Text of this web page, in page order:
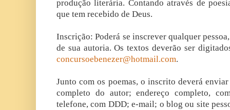
produção literária. Contando através de
que tem recebido de Deus.
Inscrição: Poderá se inscrever qualquer
de sua autoria. Os textos deverão ser
concursoebenezer@hotmail.com.
Junto com os poemas, o inscrito deverá
completo do autor; endereço completo,
telefone, com DDD; e-mail; o blog ou site